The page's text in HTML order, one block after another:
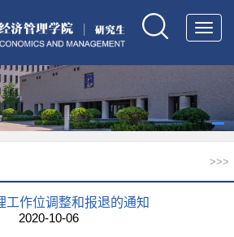
>>>
工作位调整和报退的通知
2020-10-06